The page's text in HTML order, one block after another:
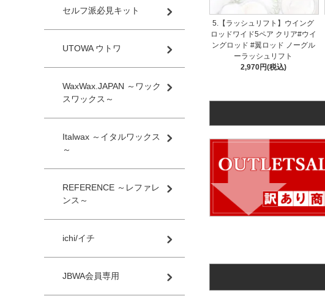
セルフ派必見キット
UTOWA ウトワ
WaxWax.JAPAN ～ワック
スワックス～
Italwax ～イタルワックス
～
REFERENCE ～レファレ
ンス～
ichi/イチ
JBWA会員専用
5.【ラッシュリフト】ウイング
ロッドワイド5ペア クリア#ウイ
ングロッド #翼ロッド ノーグル
ーラッシュリフト
2,970円(税込)